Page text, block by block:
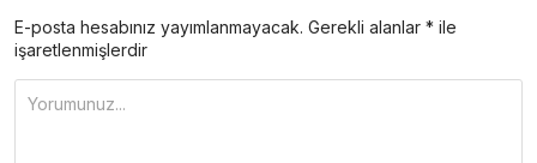
E-posta hesabınız yayımlanmayacak. Gerekli alanlar * ile
işaretlenmişlerdir